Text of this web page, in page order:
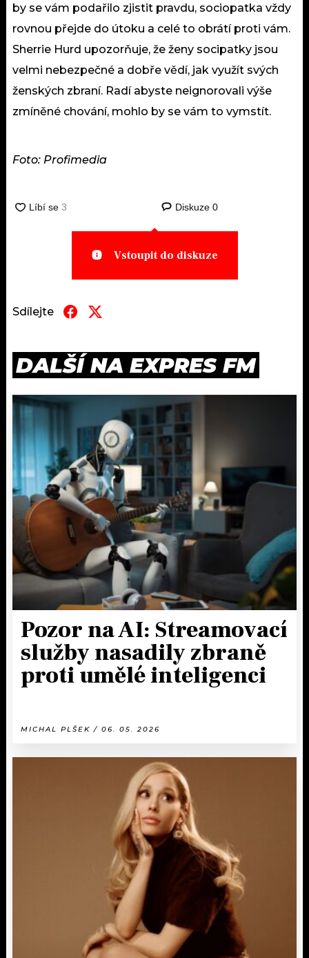
by se vám podařilo zjistit pravdu, sociopatka vždy
rovnou přejde do útoku a celé to obrátí proti vám.
Sherrie Hurd upozorňuje, že ženy socipatky jsou
velmi nebezpečné a dobře vědí, jak využít svých
ženských zbraní. Radí abyste neignorovali výše
zmíněné chování, mohlo by se vám to vymstít.
Foto: Profimedia
Diskuze 0
Vstoupit do diskuze
Sdílejte
DALŠÍ NA EXPRES FM
Pozor na AI: Streamovací
služby nasadily zbraně
proti umělé inteligenci
MICHAL PLŠEK / 06. 05. 2026